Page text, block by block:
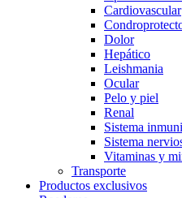
Cardiovascular
Dolor
Hepático
Leishmania
Ocular
Pelo y piel
Renal
Sistema
Sistema
Vitaminas y
Transporte
Productos exclusivos